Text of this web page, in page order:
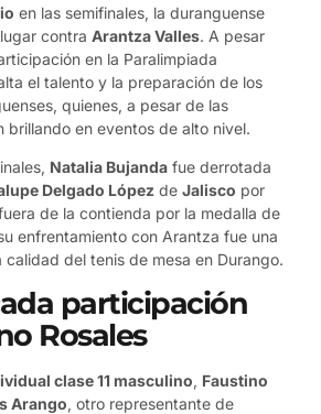
en las semifinales, la duranguense
contra Arantza Valles. A pesar
en la Paralimpiada
el talento y la preparación de los
quienes, a pesar de las
brillando en eventos de alto nivel.
Natalia Bujanda fue derrotada
Delgado López de Jalisco por
de la contienda por la medalla de
enfrentamiento con Arantza fue una
calidad del tenis de mesa en Durango.
participación
Rosales
clase 11 masculino, Faustino
Arango, otro representante de